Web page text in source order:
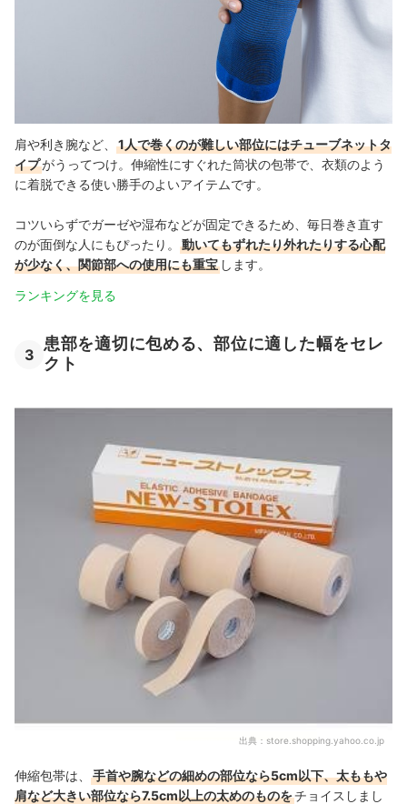
肩や利き腕など、
1人で巻くのが難しい部位にはチューブネットタ
イプがうってつけ。伸縮性にすぐれた筒状の包帯で、衣類のよう
に着脱できる使い勝手のよいアイテムです。
コツいらずでガーゼや湿布などが固定できるため、毎日巻き直す
のが面倒な人にもぴったり。
動いてもずれたり外れたりする心配
が少なく、関節部への使用にも重宝 します。
ランキングを見る
3
患部を適切に包める、部位に適した幅をセレ
クト
出典： store.shopping.yahoo.co.jp
伸縮包帯は、
手首や腕などの細めの部位なら5cm以下、太ももや
肩など大きい部位なら7.5cm以上の太めのものをチョイスしまし